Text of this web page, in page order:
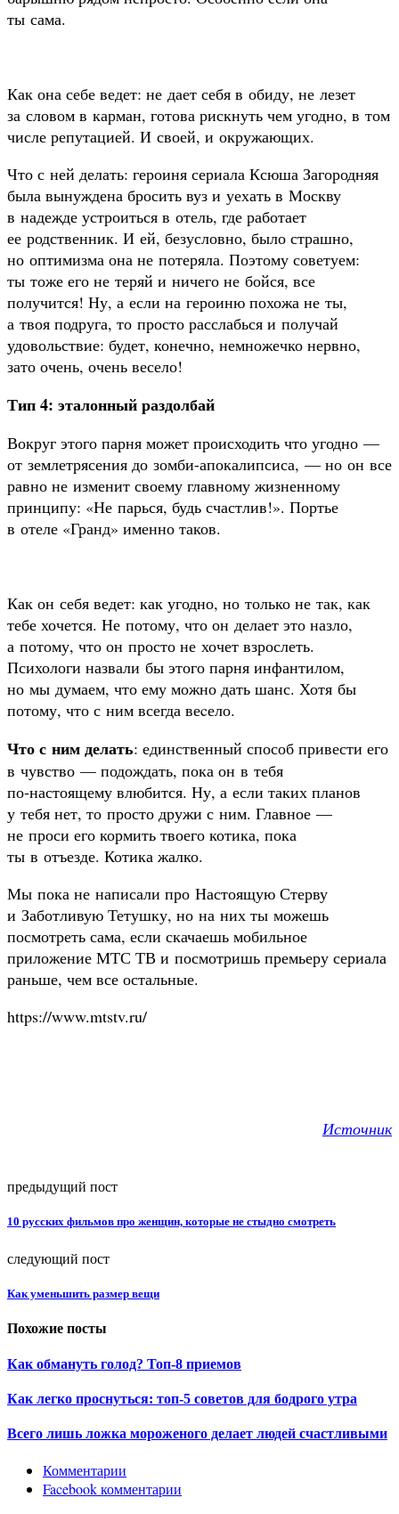
ты сама.
Как она себе ведет: не дает себя в обиду, не лезет
за словом в карман, готова рискнуть чем угодно, в том
числе репутацией. И своей, и окружающих.
Что с ней делать: героиня сериала Ксюша Загородняя
была вынуждена бросить вуз и уехать в Москву
в надежде устроиться в отель, где работает
ее родственник. И ей, безусловно, было страшно,
но оптимизма она не потеряла. Поэтому советуем:
ты тоже его не теряй и ничего не бойся, все
получится! Ну, а если на героиню похожа не ты,
а твоя подруга, то просто расслабься и получай
удовольствие: будет, конечно, немножечко нервно,
зато очень, очень весело!
Тип 4: эталонный раздолбай
Вокруг этого парня может происходить что угодно —
от землетрясения до зомби-апокалипсиса, — но он все
равно не изменит своему главному жизненному
принципу: «Не парься, будь счастлив!». Портье
в отеле «Гранд» именно таков.
Как он себя ведет: как угодно, но только не так, как
тебе хочется. Не потому, что он делает это назло,
а потому, что он просто не хочет взрослеть.
Психологи назвали бы этого парня инфантилом,
но мы думаем, что ему можно дать шанс. Хотя бы
потому, что с ним всегда веcело.
Что с ним делать: единственный способ привести его
в чувство — подождать, пока он в тебя
по‑настоящему влюбится. Ну, а если таких планов
у тебя нет, то просто дружи с ним. Главное —
не проси его кормить твоего котика, пока
ты в отъезде. Котика жалко.
Мы пока не написали про Настоящую Стерву
и Заботливую Тетушку, но на них ты можешь
посмотреть сама, если скачаешь мобильное
приложение МТС ТВ и посмотришь премьеру сериала
раньше, чем все остальные.
https://www.mtstv.ru/
Источник
предыдущий пост
10 русских фильмов про женщин, которые не стыдно смотреть
следующий пост
Как уменьшить размер вещи
Похожие посты
Как обмануть голод? Топ-8 приемов
Как легко проснуться: топ-5 советов для бодрого утра
Всего лишь ложка мороженого делает людей счастливыми
Комментарии
Facebook комментарии